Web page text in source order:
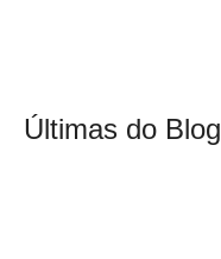
Últimas do Blog